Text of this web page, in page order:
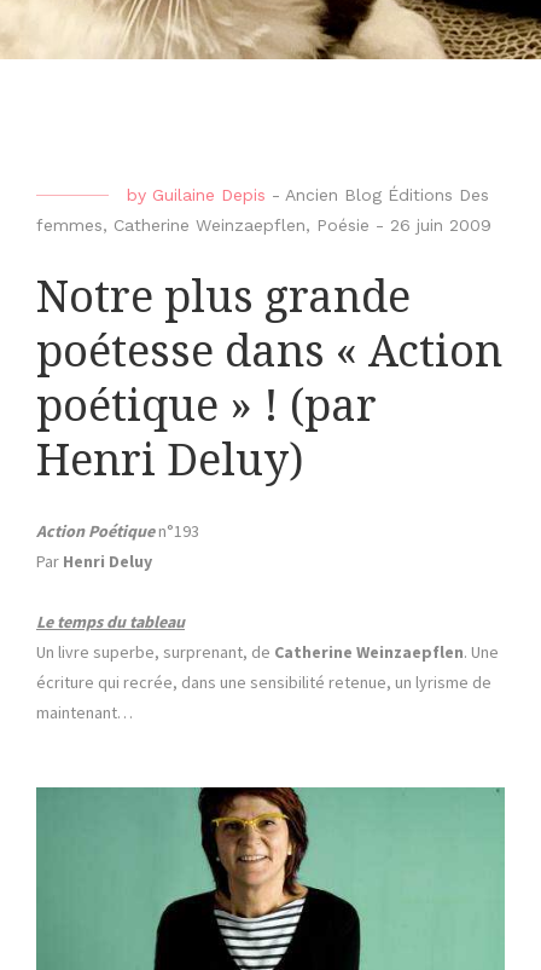
by Guilaine Depis - Ancien Blog Éditions Des
femmes, Catherine Weinzaepflen, Poésie - 26 juin 2009
Notre plus grande
poétesse dans « Action
poétique » ! (par
Henri Deluy)
Action Poétiquen°193
Par Henri Deluy
Le temps du tableau
Un livre superbe, surprenant, de Catherine Weinzaepflen. Une
écriture qui recrée, dans une sensibilité retenue, un lyrisme de
maintenant…